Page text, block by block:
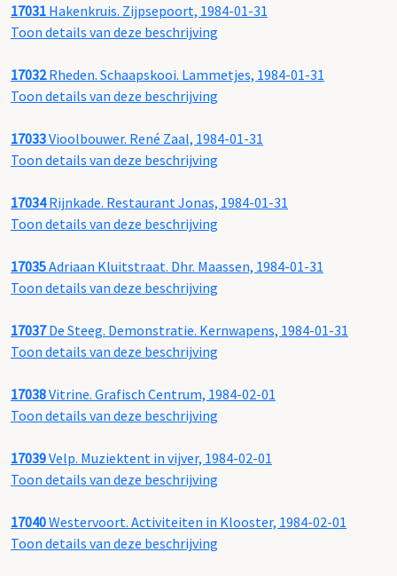
17031 Hakenkruis. Zijpsepoort, 1984-01-31
Toon details van deze beschrijving
17032Rheden. Schaapskooi. Lammetjes, 1984-01-31
Toon details van deze beschrijving
17033Vioolbouwer. René Zaal, 1984-01-31
Toon details van deze beschrijving
17034Rijnkade. Restaurant Jonas, 1984-01-31
Toon details van deze beschrijving
17035Adriaan Kluitstraat. Dhr. Maassen, 1984-01-31
Toon details van deze beschrijving
17037De Steeg. Demonstratie. Kernwapens, 1984-01-31
Toon details van deze beschrijving
17038Vitrine. Grafisch Centrum, 1984-02-01
Toon details van deze beschrijving
17039Velp. Muziektent in vijver, 1984-02-01
Toon details van deze beschrijving
17040Westervoort. Activiteiten in Klooster, 1984-02-01
Toon details van deze beschrijving